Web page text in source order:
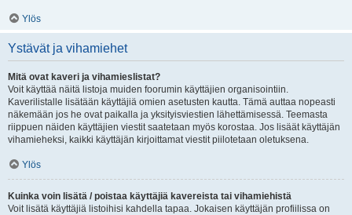
Ylös
Ystävät ja vihamiehet
Mitä ovat kaveri ja vihamieslistat?
Voit käyttää näitä listoja muiden foorumin käyttäjien organisointiin.
Kaverilistalle lisätään käyttäjiä omien asetusten kautta. Tämä auttaa nopeasti
näkemään jos he ovat paikalla ja yksityisviestien lähettämisessä. Teemasta
riippuen näiden käyttäjien viestit saatetaan myös korostaa. Jos lisäät käyttäjän
vihamieheksi, kaikki käyttäjän kirjoittamat viestit piilotetaan oletuksena.
Ylös
Kuinka voin lisätä / poistaa käyttäjiä kavereista tai vihamiehistä
Voit lisätä käyttäjiä listoihisi kahdella tapaa. Jokaisen käyttäjän profiilissa on